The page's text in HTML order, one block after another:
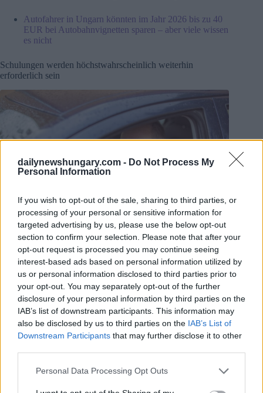
dailynewshungary.com - Do Not Process My
Personal Information
If you wish to opt-out of the sale, sharing to third parties, or
processing of your personal or sensitive information for
targeted advertising by us, please use the below opt-out
section to confirm your selection. Please note that after your
opt-out request is processed you may continue seeing
interest-based ads based on personal information utilized by
us or personal information disclosed to third parties prior to
your opt-out. You may separately opt-out of the further
disclosure of your personal information by third parties on the
IAB’s list of downstream participants. This information may
also be disclosed by us to third parties on the IAB’s List of
Downstream Participants that may further disclose it to other
Please note that this website/app uses one or more Google
Personal Data Processing Opt Outs
Autofahrer in Ungarn könnten im Jahr 2026 bis zu 40
EUR bei Autobahnvignetten sparen – aber viele wissen
es nicht
Schulungen werden höchstwahrscheinlich weiterhin
erforderlich sein
Foto: depositphotos.com
Während die Richtlinie den Rahmen vorgibt, obliegt es den
einzelnen Mitgliedsstaaten, die Regeln bis 2029 in nationales
Recht umzusetzen. Experten gehen davon aus, dass eine
zusätzliche Ausbildung oder eine zusätzliche Prüfung
erforderlich sein wird, bevor Fahrer die höheren
Gewichtsgrenzen nutzen können.
möglichen Risiken gewarnt, wenn die Änderungen ohne
angemessene Sicherheitsvorkehrungen eingeführt werden. Er
argumentiert, dass unerfahrene Fahrer sich sonst ohne